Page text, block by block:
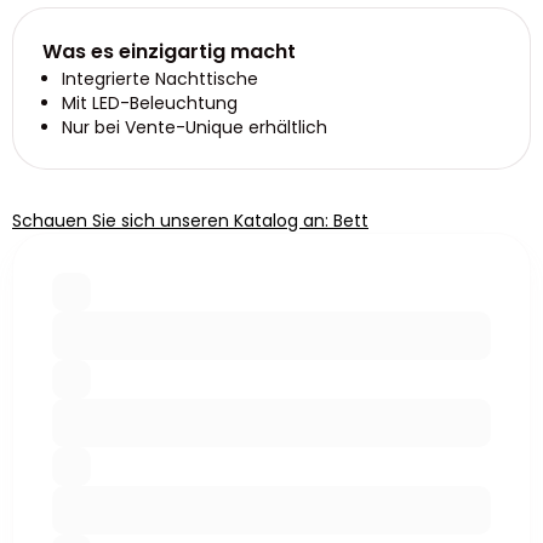
Was es einzigartig macht
Integrierte Nachttische
Mit LED-Beleuchtung
Nur bei Vente-Unique erhältlich
Schauen Sie sich unseren Katalog an: Bett